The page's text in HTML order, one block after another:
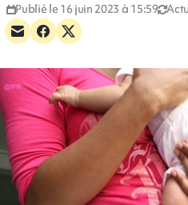
Publié le 16 juin 2023 à 15:59